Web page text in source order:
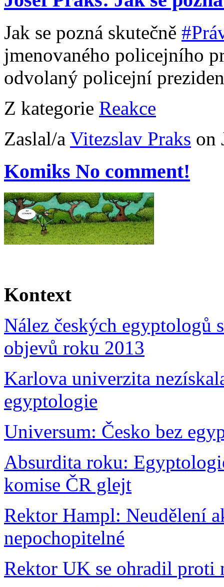
Jak se pozná skutečně
jmenovaného policejního
odvolaný policejní
Z kategorie Reakce
Zaslal/a Vitezslav Praks on
Komiks No comment!
Kontext
Nález českých egyptologů
objevů roku 2013
Karlova univerzita
egyptologie
Universum: Česko bez
Absurdita roku:
komise ČR glejt
Rektor Hampl: Neudělení
nepochopitelné
Rektor UK se ohradil proti